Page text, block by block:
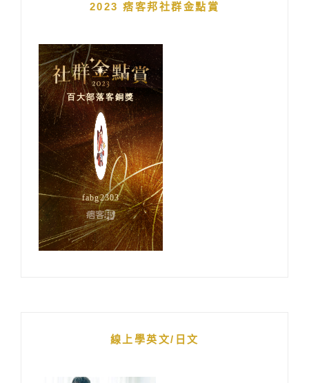
2023 痞客邦社群金點賞
線上學英文/日文